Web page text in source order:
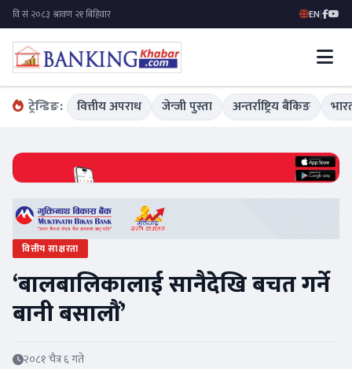
EN|
ट्रेन्डिङ: वित्तीय अपराध जेन्जी पुस्ता अन्तर्राष्ट्रिय बैंकिङ
वित्तीय साक्षरता
‘बालबालिकालाई सानैदेखि बचत गर्ने
बानी बसालौं’
२०८१ चैत्र ६ गते